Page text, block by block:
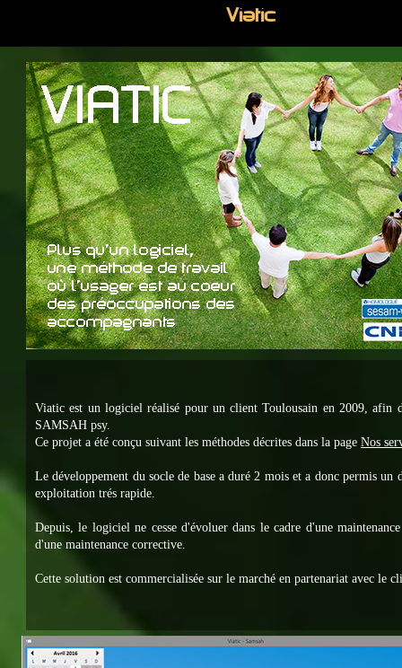
Viatic
Viatic est un logiciel réalisé pour un client Toulousain en 2009, afin
SAMSAH psy.
Ce projet a été conçu suivant les méthodes décrites dans la page Nos
Le développement du socle de base a duré 2 mois et a donc permis un
exploitation trés rapide.
Depuis, le logiciel ne cesse d'évoluer dans le cadre d'une
d'une maintenance corrective.
Cette solution est commercialisée sur le marché en partenariat avec le